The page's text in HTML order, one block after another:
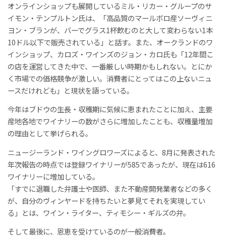
オンラインショップも展開しているミル・リカー・グループのサ
イモン・テンプルトン氏は、「高品質のマールボロ産ソーヴィニ
ヨン・ブランが、バーでグラス1杯飲むのと大して変わらない1本
10ドル以下で販売されている」と話す。また、オークランドのワ
インショップ、カロズ・ワインズのジョン・カロ氏も「12年間こ
の店を運営してきた中で、一番厳しい時期かもしれない。とにか
く市場での価格競争が激しい。消費者にとってはこの上ないニュ
ースだけれども」と現状を語っている。
今年はブドウの生長・収穫期に気候に恵まれたことに加え、主要
産地各地でワイナリーの数がさらに増加したことも、収穫量増加
の理由として挙げられる。
ニュージーランド・ワイングロワーズによると、8月に発表された
年次報告の時点では登録ワイナリーが585であったが、現在は616
ワイナリーに増加している。
「すでに退職した弁護士や医師、また不動産開発業者などの多く
が、自分のヴィンヤードを持ちたいと夢見てそれを実現してい
る」とは、ワイン・ライター、ティモシー・ギルズの弁。
そして最後に、恩恵を受けているのが一般消費者。